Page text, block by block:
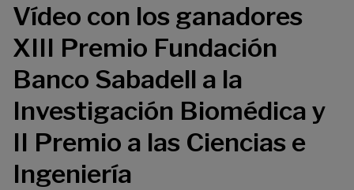
Vídeo con los ganadores
XIII Premio Fundación
Banco Sabadell a la
Investigación Biomédica y
II Premio a las Ciencias e
Ingeniería